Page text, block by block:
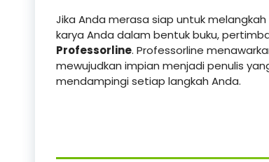
Jika Anda merasa siap untuk
karya Anda dalam bentuk buku,
Professorline. Professorline
mewujudkan impian menjadi penulis
mendampingi setiap langkah Anda.